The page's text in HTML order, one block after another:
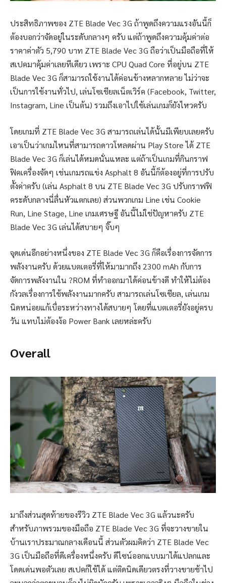
ประสิทธิภาพของ ZTE Blade Vec 3G ถ้าพูดถึงความแรงอันนี้ก็
ต้องบอกว่าจัดอยู่ในระดับกลางๆ ครับ แต่ถ้าพูดถึงความคุ้มค่าต่อ
ราคาค่าตัว 5,790 บาท ZTE Blade Vec 3G ถือว่าเป็นมือถือที่ให้
สเปคมาคุ้มค่าเลยทีเดียว เพราะ CPU Quad Core ที่อยู่บน ZTE
Blade Vec 3G ก็สามารถใช้งานได้ค่อนข้างหลากหลาย ไม่ว่าจะ
เป็นการใช้งานทั่วไป, เล่นโซเชียลเน็ตเวิร์ค (Facebook, Twitter,
Instagram, Line เป็นต้น) รวมถึงเอาไปใช้เล่นเกมก็ยังไหวครับ
โดยเกมที่ ZTE Blade Vec 3G สามารถเล่นได้นั้นมีเพียบเลยครับ
เอาเป็นว่าเกมไหนที่สามารถดาวโหลดผ่าน Play Store ได้ ZTE
Blade Vec 3G ก็เล่นได้หมดนั่นแหละ แต่ถ้าเป็นเกมที่กินกราฟ
ฟิคเครื่องจัดๆ เช่นเกมรถแข่ง Asphalt 8 อันนี้ก็ต้องอยู่ที่การปรับ
ตั้งค่าครับ (เล่น Asphalt 8 บน ZTE Blade Vec 3G ปรับกราฟฟิ
คระดับกลางนี่ลื่นหัวแตกเลย) ส่วนพวกเกม Line เช่น Cookie
Run, Line Stage, Line เกมเศรษฐี อันนี้ไม่ใช่ปัญหาครับ ZTE
Blade Vec 3G เล่นได้สบายๆ จิ๊บๆ
จุดเด่นอีกอย่างหนึ่งของ ZTE Blade Vec 3G ก็คือเรื่องการจัดการ
พลังงานครับ ด้วยแบตเตอรี่ที่ให้มามากถึง 2300 mAh กับการ
จัดการพลังงานใน ?ROM ที่ทำออกมาได้ค่อนข้างดี ทำให้ไม่ต้อง
กังวลเรื่องการใช้พลังงานมากครับ สามารถเล่นโซเชียล, เล่นเกม
นิดหน่อยแก้เบื่อระหว่างทางได้สบายๆ โดยที่แบตเตอรี่ยังอยู่ครบ
วัน แทบไม่ต้องง้อ Power Bank เลยหล่ะครับ
Overall
มาถึงส่วนสุดท้ายของรีวิว ZTE Blade Vec 3G แล้วนะครับ
สำหรับภาพรวมของมือถือ ZTE Blade Vec 3G ที่จะวางขายใน
บ้านเราประมาณกลางเดือนนี้ ส่วนตัวผมคิดว่า ZTE Blade Vec
3G เป็นมือถือที่ดีเครื่องหนึ่งครับ ดีไซน์ออกแบบมาได้แปลกและ
โดดเด่นพอตัวเลย สเปคก็ใช้ได้ แต่ติดนิดเดียวตรงที่วางขายช้าไป